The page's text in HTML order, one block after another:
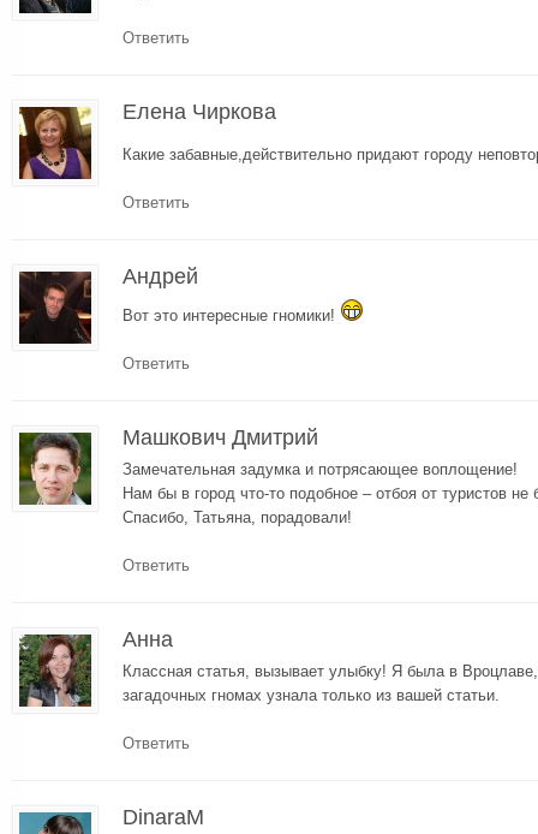
Ответить
Елена Чиркова
Какие забавные,действительно придают городу
Ответить
Андрей
Вот это интересные гномики!
Ответить
Машкович Дмитрий
Замечательная задумка и потрясающее воплощение!
Нам бы в город что-то подобное – отбоя от туристов
Спасибо, Татьяна, порадовали!
Ответить
Анна
Классная статья, вызывает улыбку! Я была в
загадочных гномах узнала только из вашей статьи.
Ответить
DinaraM